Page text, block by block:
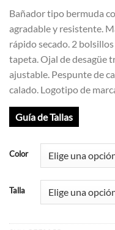
Bañador tipo bermuda
agradable y resistente.
rápido secado. 2
tapeta. Ojal de desagüe
ajustable. Pespunte de
calado. Logotipo de
Guía de Tallas
Color
Talla